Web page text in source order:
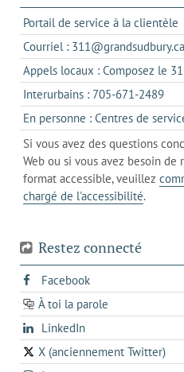
Portail de service à la clientèle
Courriel : 311@grandsudbury.ca
Appels locaux : Composez le
Interurbains : 705-671-2489
un
de
En personne : Centres de
Si vous avez des questions
Web ou si vous avez besoin de
format accessible, veuillez
chargé de l'accessibilité.
Restez connecté
Facebooks'ouvre
dans
un
onglet
À toi la parole
opens
in
a
new
LinkedInopens
in
a
X (anciennement Twitter)
s'ouvre